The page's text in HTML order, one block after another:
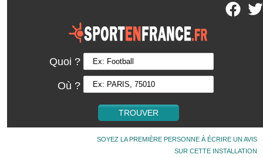
Quoi ?
Où ?
SOYEZ LA PREMIÈRE PERSONNE À ÉCRIRE UN AVIS
SUR CETTE INSTALLATION